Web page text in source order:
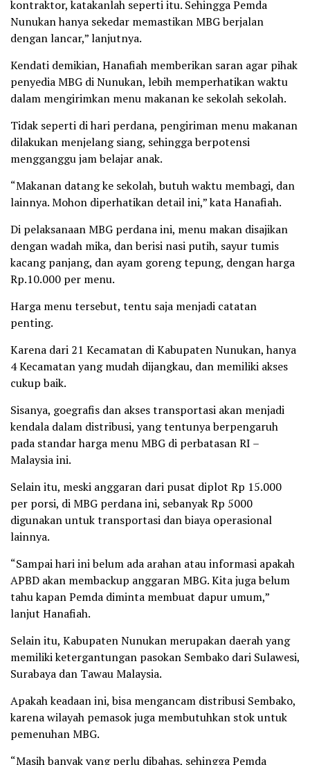
kontraktor, katakanlah seperti itu. Sehingga Pemda
Nunukan hanya sekedar memastikan MBG berjalan
dengan lancar,” lanjutnya.
Kendati demikian, Hanafiah memberikan saran agar pihak
penyedia MBG di Nunukan, lebih memperhatikan waktu
dalam mengirimkan menu makanan ke sekolah sekolah.
Tidak seperti di hari perdana, pengiriman menu makanan
dilakukan menjelang siang, sehingga berpotensi
mengganggu jam belajar anak.
“Makanan datang ke sekolah, butuh waktu membagi, dan
lainnya. Mohon diperhatikan detail ini,” kata Hanafiah.
Di pelaksanaan MBG perdana ini, menu makan disajikan
dengan wadah mika, dan berisi nasi putih, sayur tumis
kacang panjang, dan ayam goreng tepung, dengan harga
Rp.10.000 per menu.
Harga menu tersebut, tentu saja menjadi catatan
penting.
Karena dari 21 Kecamatan di Kabupaten Nunukan, hanya
4 Kecamatan yang mudah dijangkau, dan memiliki akses
cukup baik.
Sisanya, goegrafis dan akses transportasi akan menjadi
kendala dalam distribusi, yang tentunya berpengaruh
pada standar harga menu MBG di perbatasan RI –
Malaysia ini.
Selain itu, meski anggaran dari pusat diplot Rp 15.000
per porsi, di MBG perdana ini, sebanyak Rp 5000
digunakan untuk transportasi dan biaya operasional
lainnya.
“Sampai hari ini belum ada arahan atau informasi apakah
APBD akan membackup anggaran MBG. Kita juga belum
tahu kapan Pemda diminta membuat dapur umum,”
lanjut Hanafiah.
Selain itu, Kabupaten Nunukan merupakan daerah yang
memiliki ketergantungan pasokan Sembako dari Sulawesi,
Surabaya dan Tawau Malaysia.
Apakah keadaan ini, bisa mengancam distribusi Sembako,
karena wilayah pemasok juga membutuhkan stok untuk
pemenuhan MBG.
“Masih banyak yang perlu dibahas, sehingga Pemda